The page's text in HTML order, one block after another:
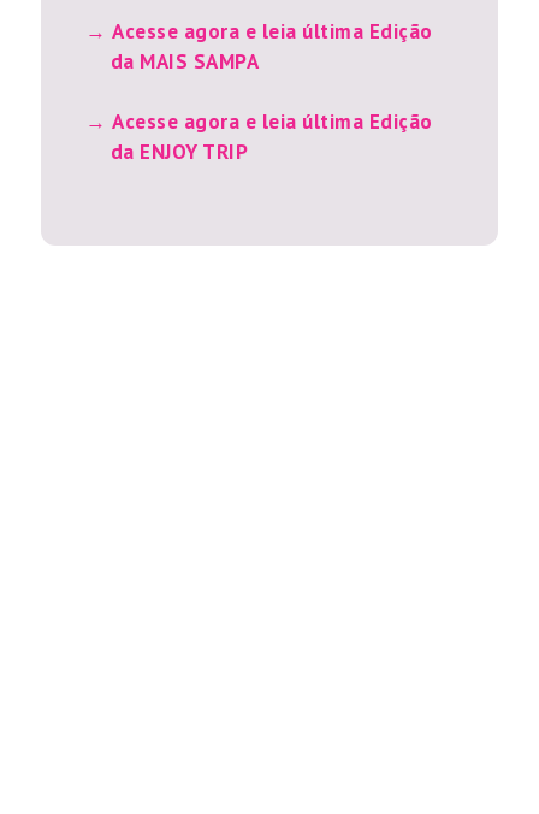
Acesse agora e leia última Edição
da MAIS SAMPA
Acesse agora e leia última Edição
da ENJOY TRIP